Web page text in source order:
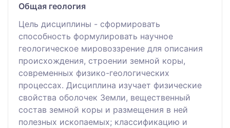
Общая геология
Цель дисциплины - сформировать
способность формулировать научное
геологическое мировоззрение для описания
происхождения, строении земной коры,
современных физико-геологических
процессах. Дисциплина изучает физические
свойства оболочек Земли, вещественный
состав земной коры и размещения в ней
полезных ископаемых; классификацию и